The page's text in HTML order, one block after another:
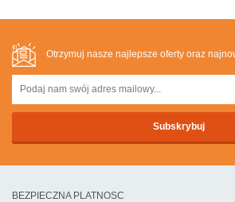
Otrzymuj nasze najlepsze oferty oraz
BEZPIECZNA PLATNOSC